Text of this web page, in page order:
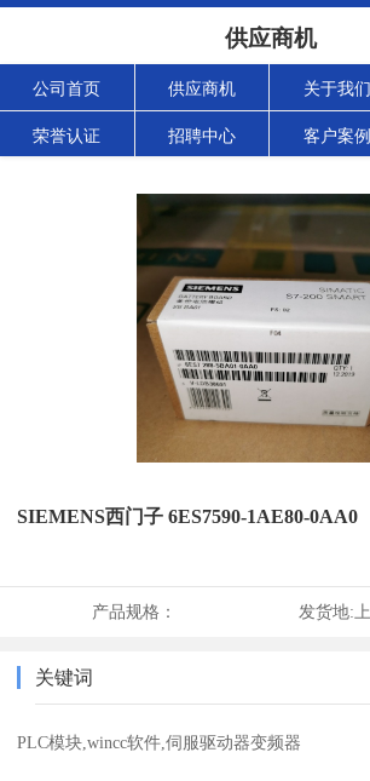
供应商机
公司首页 供应商机 关于我们
荣誉认证 招聘中心 客户案例
SIEMENS西门子 6ES7590-1AE80-0AA0
产品规格： 发货地:
关键词
PLC模块,wincc软件,伺服驱动器变频器